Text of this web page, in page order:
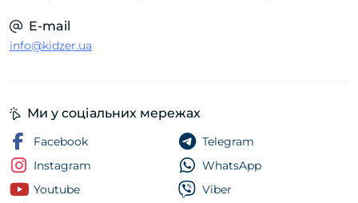
E-mail
info@kidzer.ua
Ми у соціальних мережах
Facebook
Instagram
Youtube
Telegram
WhatsApp
Viber